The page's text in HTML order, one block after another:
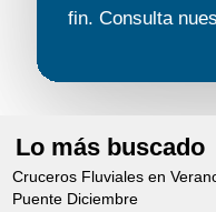
• vendas elásticas
• apósitos
• analgésicos
• repelente
fin. Consulta
Lo más buscado
Cruceros Fluviales en
Puente Diciembre